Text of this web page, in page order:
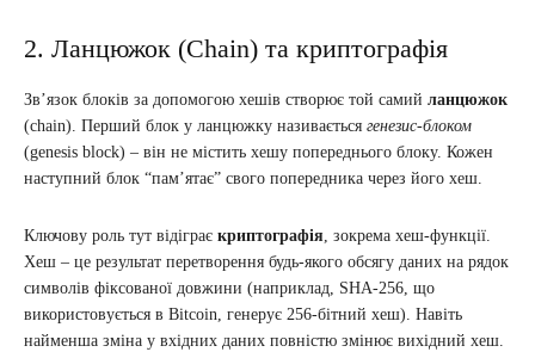
2. Ланцюжок (Chain) та криптографія
Зв’язок блоків за допомогою хешів створює той самий ланцюжок
(chain). Перший блок у ланцюжку називається генезис-блоком
(genesis block) – він не містить хешу попереднього блоку. Кожен
наступний блок “пам’ятає” свого попередника через його хеш.
Ключову роль тут відіграє криптографія, зокрема хеш-функції.
Хеш – це результат перетворення будь-якого обсягу даних на рядок
символів фіксованої довжини (наприклад, SHA-256, що
використовується в Bitcoin, генерує 256-бітний хеш). Навіть
найменша зміна у вхідних даних повністю змінює вихідний хеш.